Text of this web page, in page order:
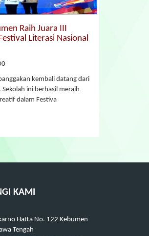
Raih Juara III
Literasi Nasional
kembali datang dari
ini berhasil meraih
dalam Festiva
KAMI
Hatta No. 122 Kebumen
Tengah